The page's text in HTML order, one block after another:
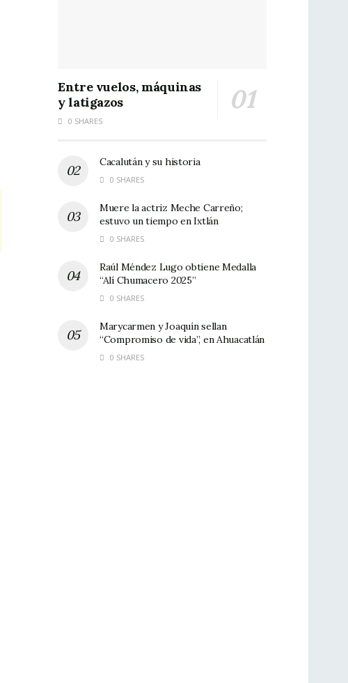
Entre vuelos, máquinas
y latigazos
0 SHARES
Cacalután y su historia
0 SHARES
Muere la actriz Meche Carreño;
estuvo un tiempo en Ixtlán
0 SHARES
Raúl Méndez Lugo obtiene Medalla
“Alí Chumacero 2025”
0 SHARES
Marycarmen y Joaquín sellan
“Compromiso de vida”, en Ahuacatlán
0 SHARES